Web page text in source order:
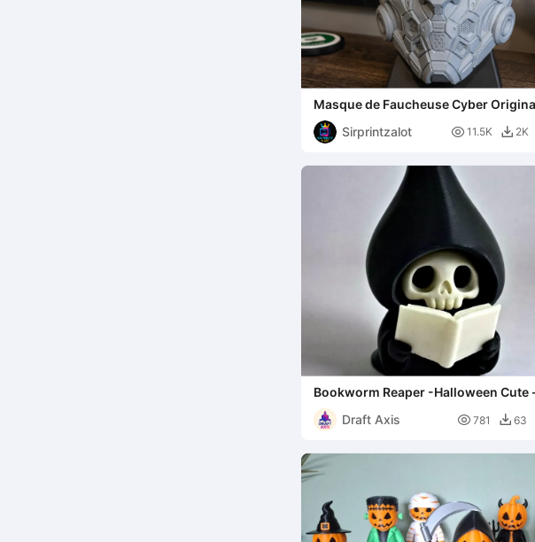
Masque de Faucheuse Cyber
Sirprintzalot
 11.5K  2K
Bookworm Reaper -Halloween Cute
light LED
Draft Axis
 781  63